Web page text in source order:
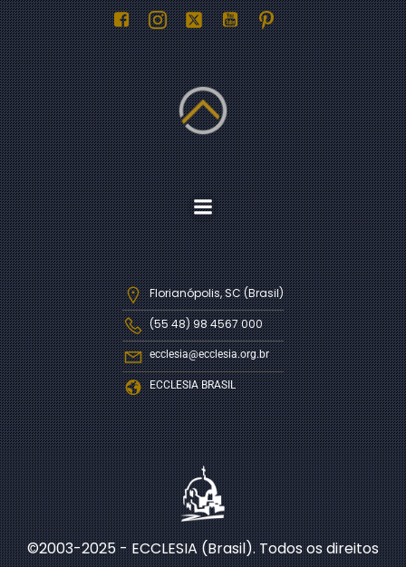
Florianópolis, SC (Brasil)
(55 48) 98 4567 000
ecclesia@ecclesia.org.br
ECCLESIA BRASIL
©2003-2025 - ECCLESIA (Brasil). Todos os direitos